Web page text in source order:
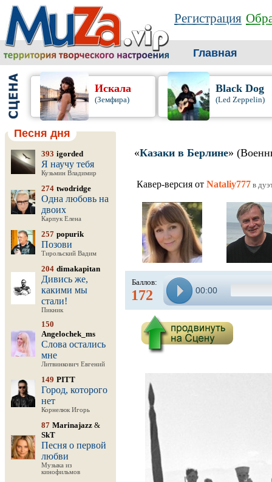
Регистрация
Главная
Искала
(Земфира)
Black Dog
(Led Zeppelin)
Песня дня
393 igorded
Я научу тебя
Кузьмин Владимир
274 twodridge
Одна любовь на
двоих
Карпук Елена
257 popurik
Позови
Тирольский Вадим
204 dimakapitan
Дивись же,
какими мы
стали!
Пикник
150
Angelochek_ms
Слова остались
мне
Литвинкович Евгений
149 PITT
Город, которого
нет
Корнелюк Игорь
87 Marinajazz &
SkT
Песня о первой
любви
Музыка из
кинофильмов
«Казаки в Берлине»
Кавер-версия от Nataliy777 в
Баллов:
172 00:00